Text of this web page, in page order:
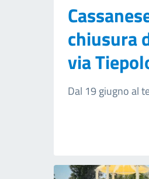
chiusura
via
Dal 19 giugno al